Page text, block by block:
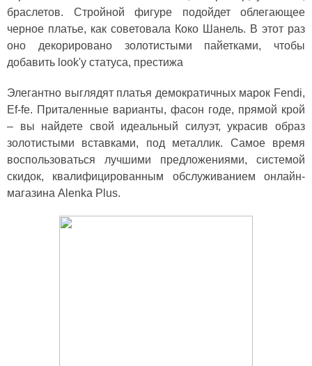
браслетов. Стройной фигуре подойдет облегающее
черное платье, как советовала Коко Шанель. В этот раз
оно декорировано золотистыми пайетками, чтобы
добавить look'у статуса, престижа
Элегантно выглядят платья демократичных марок Fendi,
Ef-fe. Приталенные варианты, фасон годе, прямой крой
– вы найдете свой идеальный силуэт, украсив образ
золотистыми вставками, под металлик. Самое время
воспользоваться лучшими предложениями, системой
скидок, квалифицированным обслуживанием онлайн-
магазина Alenka Plus.